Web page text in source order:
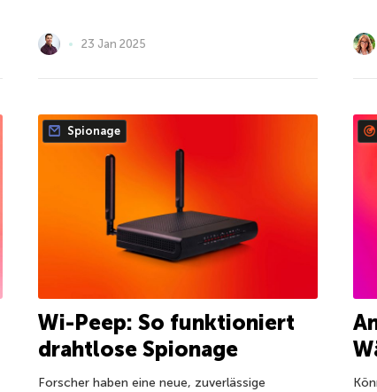
23 Jan 2025
Spionage
Wi-Peep: So funktioniert
drahtlose Spionage
Forscher haben eine neue, zuverlässige